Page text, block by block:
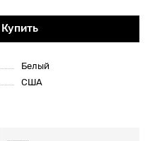
Купить
Белый
США